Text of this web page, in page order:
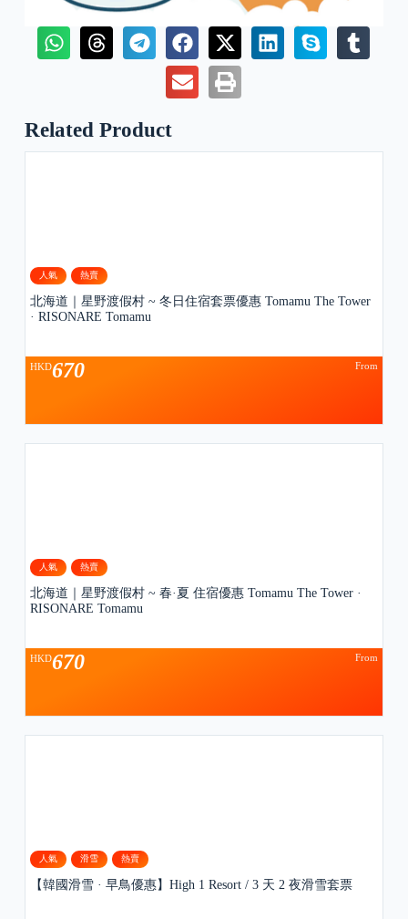
Related Product
人氣 熱賣
北海道｜星野渡假村 ~ 冬日住宿套票優惠 Tomamu The Tower
· RISONARE Tomamu
From
HKD670
人氣 熱賣
北海道｜星野渡假村 ~ 春·夏 住宿優惠 Tomamu The Tower ·
RISONARE Tomamu
From
HKD670
人氣 滑雪 熱賣
【韓國滑雪 · 早鳥優惠】High 1 Resort / 3 天 2 夜滑雪套票